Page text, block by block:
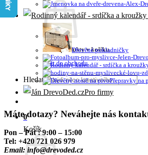
Žádné produkty v košíku.
Zpět do obchodu
Hledat:
0
Košík
Dřevěné pokladničky
Přepravky na
Pro firmy
Máte dotazy? Neváhejte nás
Pon – Pát : 9:00 – 15:00
Tel: +420 721 026 979
Email: info@drevoded.cz